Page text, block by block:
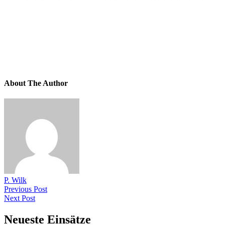
About The Author
P. Wilk
Previous Post
Next Post
Neueste Einsätze